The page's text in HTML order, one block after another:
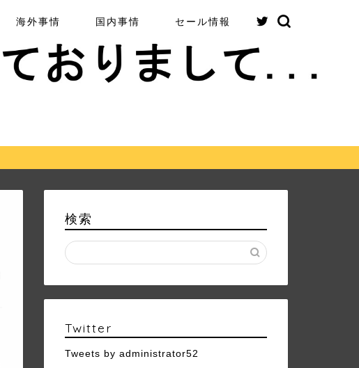
海外事情 国内事情 セール情報
検索
Twitter
Tweets by administrator52